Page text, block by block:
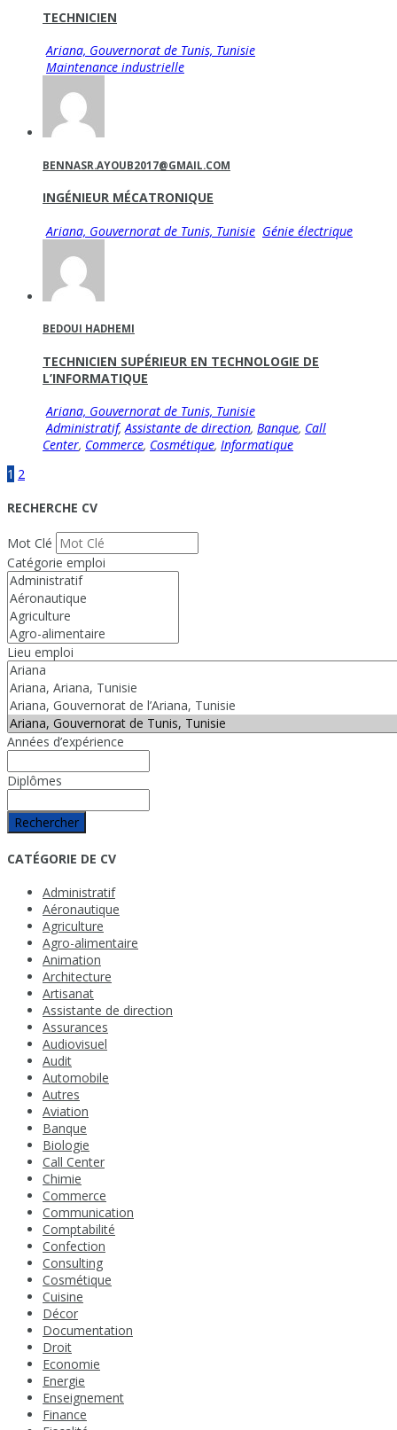
TECHNICIEN
Ariana, Gouvernorat de Tunis, Tunisie
Maintenance industrielle
BENNASR.AYOUB2017@GMAIL.COM
INGÉNIEUR MÉCATRONIQUE
Ariana, Gouvernorat de Tunis, Tunisie Génie électrique
BEDOUI HADHEMI
TECHNICIEN SUPÉRIEUR EN TECHNOLOGIE DE
L’INFORMATIQUE
Ariana, Gouvernorat de Tunis, Tunisie
Administratif,Assistante de direction, Banque, Call
Center, Commerce, Cosmétique, Informatique
1 2
RECHERCHE CV
Mot Clé
Catégorie emploi
Lieu emploi
Années d’expérience
Diplômes
Rechercher
CATÉGORIE DE CV
Administratif
Aéronautique
Agriculture
Agro-alimentaire
Animation
Architecture
Artisanat
Assistante de direction
Assurances
Audiovisuel
Audit
Automobile
Autres
Aviation
Banque
Biologie
Call Center
Chimie
Commerce
Communication
Comptabilité
Confection
Consulting
Cosmétique
Cuisine
Décor
Documentation
Droit
Economie
Energie
Enseignement
Finance